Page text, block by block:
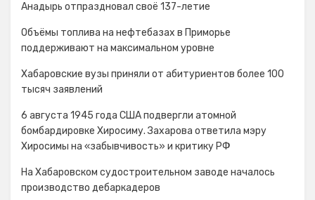
Анадырь отпраздновал своё 137-летие
Объёмы топлива на нефтебазах в Приморье
поддерживают на максимальном уровне
Хабаровские вузы приняли от абитуриентов более 100
тысяч заявлений
6 августа 1945 года США подвергли атомной
бомбардировке Хиросиму. Захарова ответила мэру
Хиросимы на «забывчивость» и критику РФ
На Хабаровском судостроительном заводе началось
производство дебаркадеров